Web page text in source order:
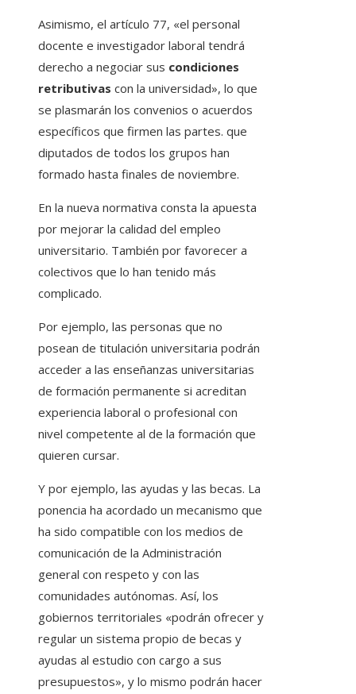
Asimismo, el artículo 77, «el personal
docente e investigador laboral tendrá
derecho a negociar sus condiciones
retributivas con la universidad», lo que
se plasmarán los convenios o acuerdos
específicos que firmen las partes. que
diputados de todos los grupos han
formado hasta finales de noviembre.
En la nueva normativa consta la apuesta
por mejorar la calidad del empleo
universitario. También por favorecer a
colectivos que lo han tenido más
complicado.
Por ejemplo, las personas que no
posean de titulación universitaria podrán
acceder a las enseñanzas universitarias
de formación permanente si acreditan
experiencia laboral o profesional con
nivel competente al de la formación que
quieren cursar.
Y por ejemplo, las ayudas y las becas. La
ponencia ha acordado un mecanismo que
ha sido compatible con los medios de
comunicación de la Administración
general con respeto y con las
comunidades autónomas. Así, los
gobiernos territoriales «podrán ofrecer y
regular un sistema propio de becas y
ayudas al estudio con cargo a sus
presupuestos», y lo mismo podrán hacer